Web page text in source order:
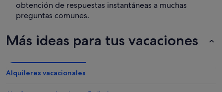
obtención de respuestas instantáneas a muchas
preguntas comunes.
Más ideas para tus vacaciones
Alquileres vacacionales